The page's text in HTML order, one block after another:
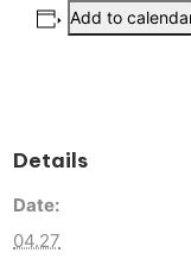
Add to
Details
Date:
04.27